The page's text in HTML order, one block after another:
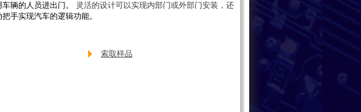
辆的人员进出门。
灵活的设计可以实现内部门或外部门安装，还
手实现汽车的逻辑功能。
索取样品